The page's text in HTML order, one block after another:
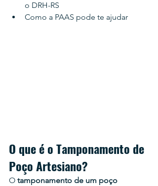
o DRH-RS
Como a PAAS pode te ajudar
O que é o Tamponamento de
Poço Artesiano?
O tamponamento de um poço